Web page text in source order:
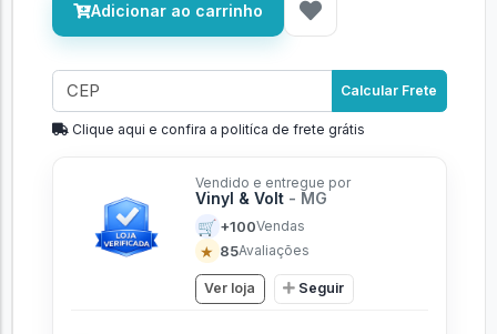
Adicionar ao carrinho
Calcular Frete
Clique aqui e confira a politíca de frete grátis
Vendido e entregue por
Vinyl & Volt - MG
🛒 +100Vendas
★ 85Avaliações
Ver loja Seguir